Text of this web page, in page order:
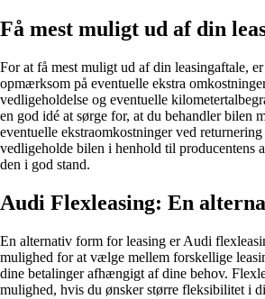
Få mest muligt ud af din
For at få mest muligt ud af din leasingaftale,
opmærksom på eventuelle ekstra
vedligeholdelse og eventuelle
en god idé at sørge for, at du behandler bilen
eventuelle ekstraomkostninger ved
vedligeholde bilen i henhold til producentens
den i god stand.
Audi Flexleasing: En
En alternativ form for leasing er Audi
mulighed for at vælge mellem forskellige
dine betalinger afhængigt af dine behov.
mulighed, hvis du ønsker større fleksibilitet i